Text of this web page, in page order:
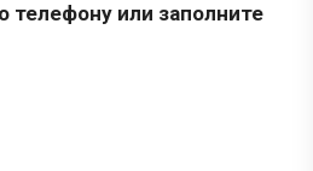
телефону или заполните